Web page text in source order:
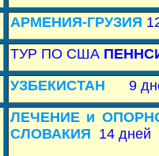
АРМЕНИЯ-ГРУЗИЯ
ТУР ПО США
УЗБЕКИСТАН 9
ЛЕЧЕНИЕ и
СЛОВАКИЯ 14 дней